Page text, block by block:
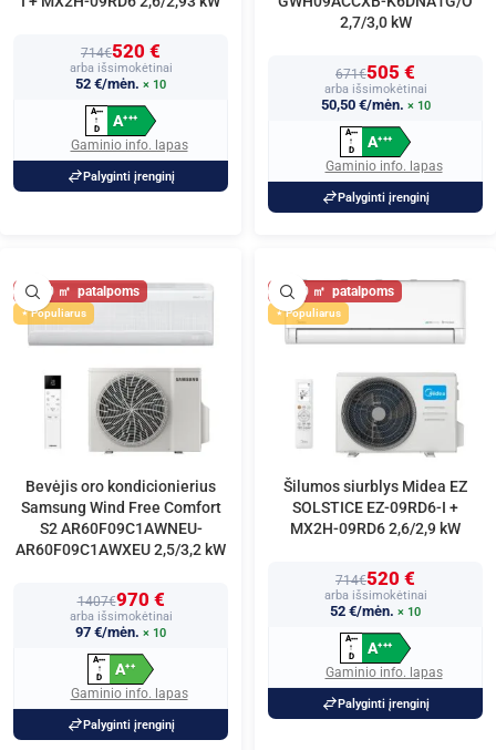
714€520 €
arba išsimokėtinai
52 €/mėn. × 10
A+++
↑
D
A+++
Gaminio info. lapas
Palyginti įrenginį
2,7/3,0 kW
671€505 €
arba išsimokėtinai
50,50 €/mėn. × 10
A+++
↑
D
A+++
Gaminio info. lapas
Palyginti įrenginį
30
Populiarus
Bevėjis oro kondicionierius
Samsung Wind Free Comfort
S2 AR60F09C1AWNEU-
AR60F09C1AWXEU 2,5/3,2 kW
1407€970 €
arba išsimokėtinai
97 €/mėn. × 10
A+++
↑
D
A++
Gaminio info. lapas
Palyginti įrenginį
30
Populiarus
Šilumos siurblys Midea EZ
SOLSTICE EZ-09RD6-I +
MX2H-09RD6 2,6/2,9 kW
714€520 €
arba išsimokėtinai
52 €/mėn. × 10
A+++
↑
D
A+++
Gaminio info. lapas
Palyginti įrenginį